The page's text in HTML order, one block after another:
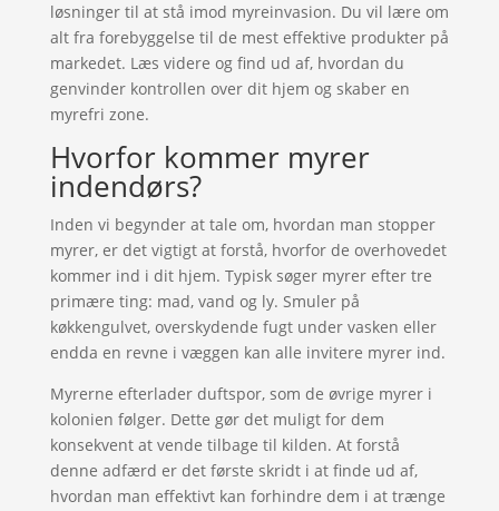
løsninger til at stå imod myreinvasion. Du vil lære om
alt fra forebyggelse til de mest effektive produkter på
markedet. Læs videre og find ud af, hvordan du
genvinder kontrollen over dit hjem og skaber en
myrefri zone.
Hvorfor kommer myrer
indendørs?
Inden vi begynder at tale om, hvordan man stopper
myrer, er det vigtigt at forstå, hvorfor de overhovedet
kommer ind i dit hjem. Typisk søger myrer efter tre
primære ting: mad, vand og ly. Smuler på
køkkengulvet, overskydende fugt under vasken eller
endda en revne i væggen kan alle invitere myrer ind.
Myrerne efterlader duftspor, som de øvrige myrer i
kolonien følger. Dette gør det muligt for dem
konsekvent at vende tilbage til kilden. At forstå
denne adfærd er det første skridt i at finde ud af,
hvordan man effektivt kan forhindre dem i at trænge